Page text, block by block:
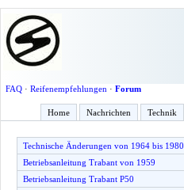
FAQ· Reifenempfehlungen · Forum
Home Nachrichten Technik
Technische Änderungen von 1964 bis 1980
Betriebsanleitung Trabant von 1959
Betriebsanleitung Trabant P50